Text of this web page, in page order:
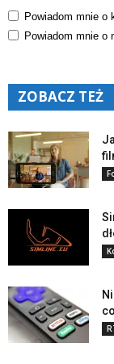
Powiadom mnie o
Powiadom mnie o
ZOBACZ TEŻ